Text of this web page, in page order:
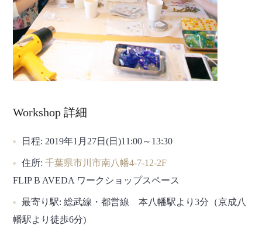
Workshop 詳細
日程: 2019年1月27日(日)11:00～13:30
住所:千葉県市川市南八幡4-7-12-2F
FLIP B AVEDA ワークショップスペース
最寄り駅:総武線・都営線 本八幡駅より3分（京成八
幡駅より徒歩6分)